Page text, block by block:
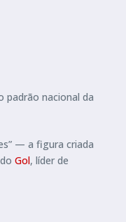
padrão nacional da
— a figura criada
Gol, líder de